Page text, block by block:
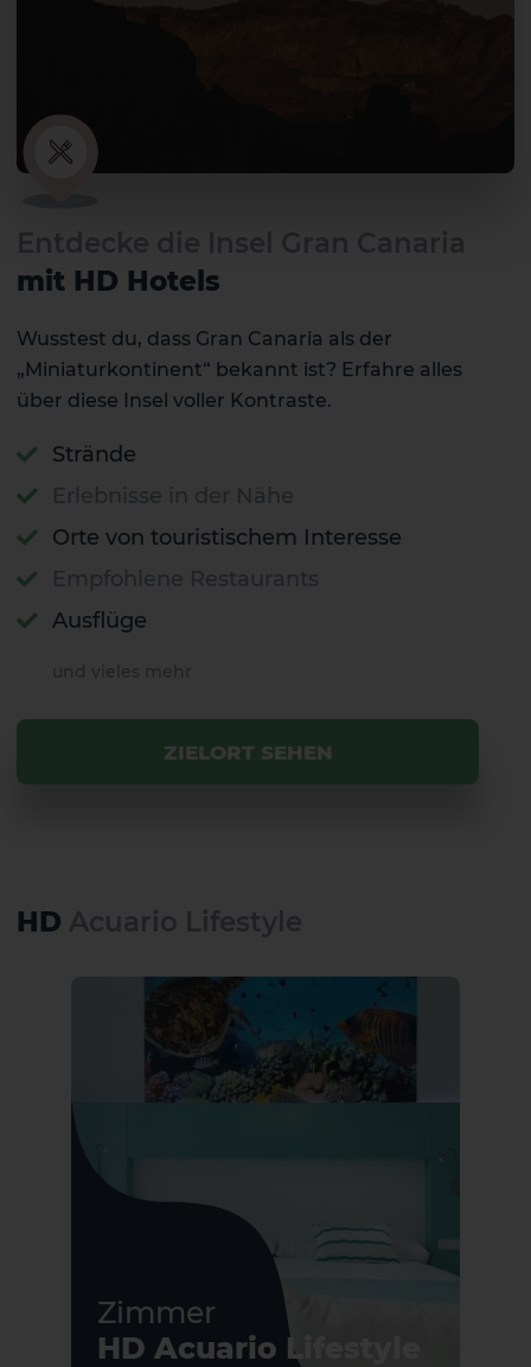
El Hierro
Entdecke die Insel Gran Canaria
mit HD Hotels
Wusstest du, dass Gran Canaria als der
„Miniaturkontinent“ bekannt ist? Erfahre alles
über diese Insel voller Kontraste.
Strände
Orte von touristischem Interesse
Ausflüge
ZIELORT SEHEN
HD
Zimmer
HD Acuario Lifestyle